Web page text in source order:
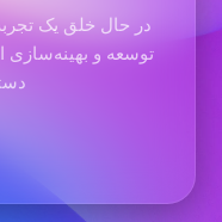
در حال خلق یک
توسعه و بهینه‌سازی